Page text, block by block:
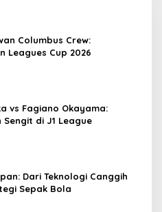
Columbus Crew:
Leagues Cup 2026
vs Fagiano Okayama:
di J1 League
Dari Teknologi Canggih
Sepak Bola